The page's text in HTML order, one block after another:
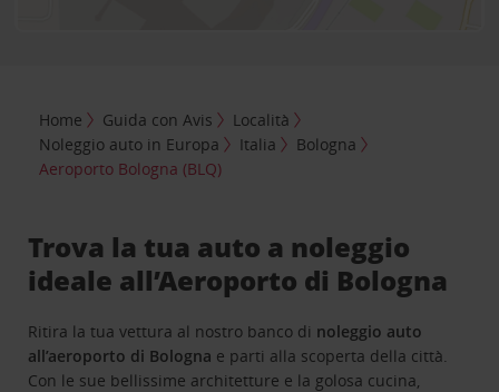
Home Guida con Avis
Località
Noleggio auto in Europa
Italia
Bologna
Aeroporto Bologna (BLQ)
Trova la tua auto a noleggio
ideale all’Aeroporto di Bologna
Ritira la tua vettura al nostro banco di noleggio auto
all’aeroporto di Bologna e parti alla scoperta della città.
Con le sue bellissime architetture e la golosa cucina,